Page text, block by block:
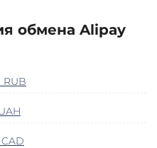
обмена Alipay
RUB